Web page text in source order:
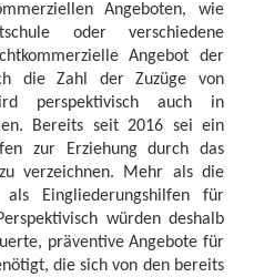
Angeboten, wie
oder verschiedene
Angebot der
die Zahl der Zuzüge von
perspektivisch auch in
Bereits seit 2016 sei ein
zur Erziehung durch das
verzeichnen. Mehr als die
Eingliederungshilfen für
würden deshalb
präventive Angebote für
die sich von den bereits